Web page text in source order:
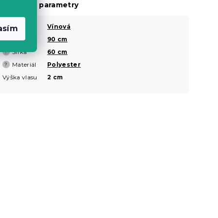
Doplňkové parametry
? Barva Vínová
? Délka 90 cm
? Šířka 60 cm
? Materiál
Polyester
Výška vlasu
2 cm